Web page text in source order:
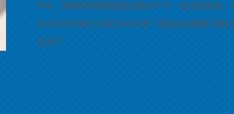
不孕，卵巢早衰等家庭提供助孕产子一站式的服务。
过10多年的努力已经为6000多个家庭送去健康可爱
生孩子！